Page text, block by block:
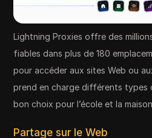
Lightning Proxies offre des
fiables dans plus de 180
pour accéder aux sites Web ou
prend en charge différents types
bon choix pour l’école et la
Partage sur le Web